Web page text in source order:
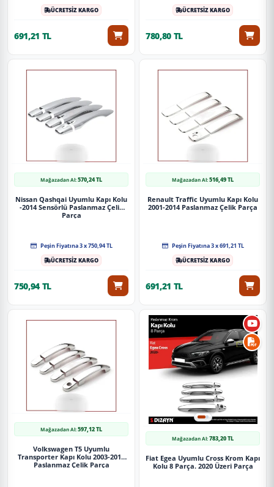
ÜCRETSİZ KARGO
691,21 TL
ÜCRETSİZ KARGO
780,80 TL
Mağazadan Al:570,24 TL
Nissan Qashqai Uyumlu Kapı Kolu
-2014 Sensörlü Paslanmaz Çelik
Parça
Peşin Fiyatına 3 x 750,94 TL
ÜCRETSİZ KARGO
750,94 TL
Mağazadan Al:516,49 TL
Renault Traffic Uyumlu Kapı Kolu
2001-2014 Paslanmaz Çelik Parça
Peşin Fiyatına 3 x 691,21 TL
ÜCRETSİZ KARGO
691,21 TL
Mağazadan Al:597,12 TL
Volkswagen T5 Uyumlu
Transporter Kapı Kolu 2003-2019
Paslanmaz Çelik Parça
Mağazadan Al:783,20 TL
Fiat Egea Uyumlu Cross Krom Kapı
Kolu 8 Parça. 2020 Üzeri Parça